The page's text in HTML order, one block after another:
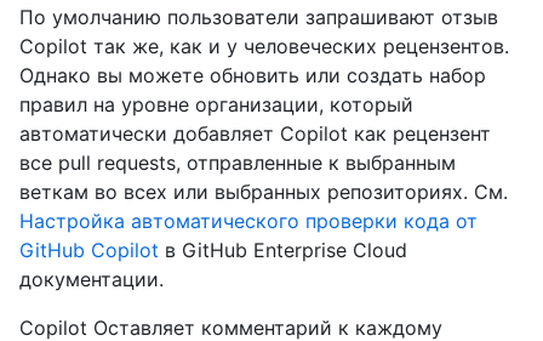
По умолчанию пользователи запрашивают отзыв
Copilot так же, как и у человеческих рецензентов.
Однако вы можете обновить или создать набор
правил на уровне организации, который
автоматически добавляет Copilot как рецензент
все pull requests, отправленные к выбранным
веткам во всех или выбранных репозиториях. См.
Настройка автоматического проверки кода от
GitHub Copilot в GitHub Enterprise Cloud
документации.
Copilot Оставляет комментарий к каждому